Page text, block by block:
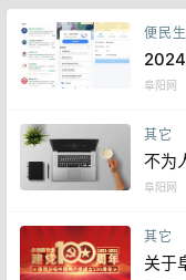
便民
阜阳网
其它
不为
阜阳网
其它
关于